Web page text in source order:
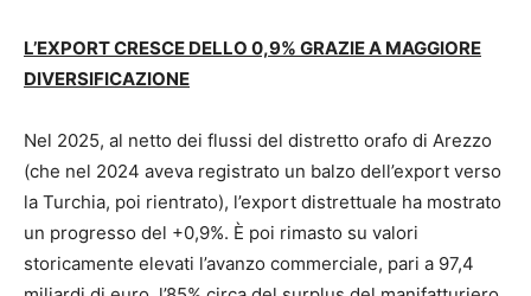
L’EXPORT CRESCE DELLO 0,9% GRAZIE A MAGGIORE
DIVERSIFICAZIONE
Nel 2025, al netto dei flussi del distretto orafo di Arezzo
(che nel 2024 aveva registrato un balzo dell’export verso
la Turchia, poi rientrato), l’export distrettuale ha mostrato
un progresso del +0,9%. È poi rimasto su valori
storicamente elevati l’avanzo commerciale, pari a 97,4